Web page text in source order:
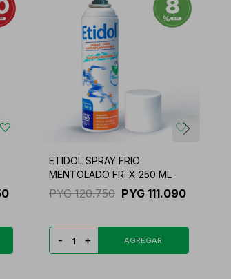
ETIDOL SPRAY FRIO
MENTOLADO FR. X 250 ML
PYG 120.750 PYG 111.090
- +